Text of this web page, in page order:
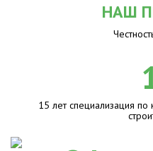
НАШ
15 лет специализация по